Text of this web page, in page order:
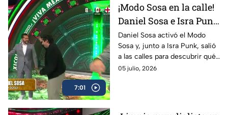
7:01
¡Modo Sosa en la calle!
Daniel Sosa e Isra Punk
ponen a prueba el
cariño de la bandita
Daniel Sosa activó el Modo
Sosa y, junto a Isra Punk, salió
a las calles para descubrir qué
tan cálida y buena onda es la
05 julio, 2026